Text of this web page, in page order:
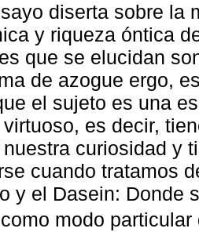
diserta sobre la
y riqueza óntica
que se elucidan
de azogue ergo,
el sujeto es una
es decir,
curiosidad y
cuando tratamos
y el Dasein: Donde
modo